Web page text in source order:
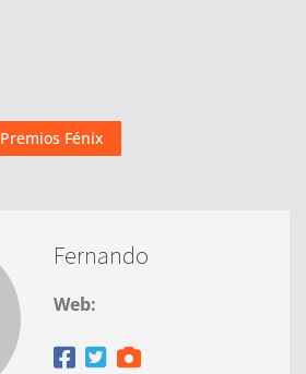
Premios Fénix
Fernando
Web: